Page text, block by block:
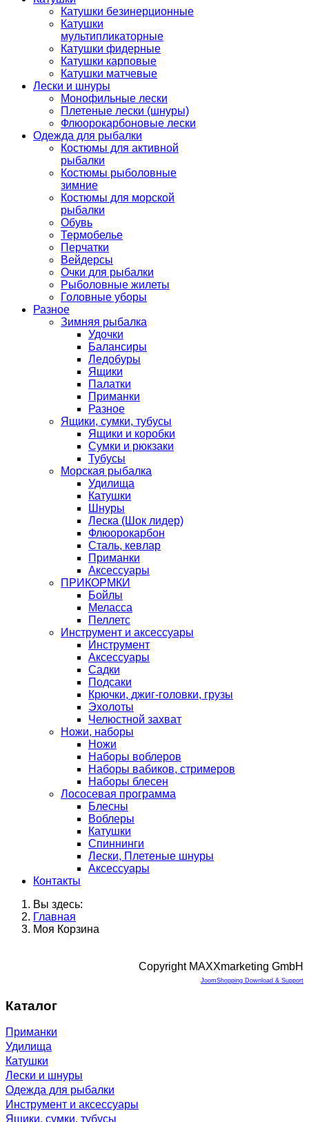
Катушки безинерционные
Катушки
мультипликаторные
Катушки фидерные
Катушки карповые
Катушки матчевые
Лески и шнуры
Монофильные лески
Плетеные лески (шнуры)
Флюорокарбоновые лески
Одежда для рыбалки
Костюмы для активной
рыбалки
Костюмы рыболовные
зимние
Костюмы для морской
рыбалки
Обувь
Термобелье
Перчатки
Вейдерсы
Очки для рыбалки
Рыболовные жилеты
Головные уборы
Разное
Зимняя рыбалка
Удочки
Балансиры
Ледобуры
Ящики
Палатки
Приманки
Разное
Ящики, сумки, тубусы
Ящики и коробки
Сумки и рюкзаки
Тубусы
Морская рыбалка
Удилища
Катушки
Шнуры
Леска (Шок лидер)
Флюорокарбон
Сталь, кевлар
Приманки
Аксессуары
ПРИКОРМКИ
Бойлы
Меласса
Пеллетс
Инструмент и аксессуары
Инструмент
Аксессуары
Садки
Подсаки
Крючки, джиг-головки, грузы
Эхолоты
Челюстной захват
Ножи, наборы
Ножи
Наборы воблеров
Наборы вабиков, стримеров
Наборы блесен
Лососевая программа
Блесны
Воблеры
Катушки
Спиннинги
Лески, Плетеные шнуры
Аксессуары
Контакты
Вы здесь:
Главная
Моя Корзина
Copyright MAXXmarketing GmbH
JoomShopping Download & Support
Каталог
Приманки
Удилища
Катушки
Лески и шнуры
Одежда для рыбалки
Инструмент и аксессуары
Ящики, сумки, тубусы